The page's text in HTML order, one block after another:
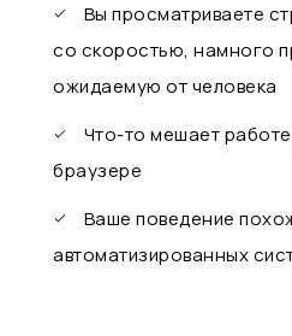
Вы просматриваете
со скоростью, намного
ожидаемую от человека
Что-то мешает
браузере
Ваше поведение
автоматизированных